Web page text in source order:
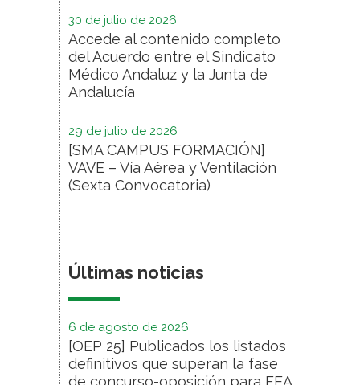
30 de julio de 2026
Accede al contenido completo
del Acuerdo entre el Sindicato
Médico Andaluz y la Junta de
Andalucía
29 de julio de 2026
[SMA CAMPUS FORMACIÓN]
VAVE – Vía Aérea y Ventilación
(Sexta Convocatoria)
Últimas noticias
6 de agosto de 2026
[OEP 25] Publicados los listados
definitivos que superan la fase